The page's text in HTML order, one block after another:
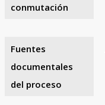
conmutación
Fuentes
documentales
del proceso